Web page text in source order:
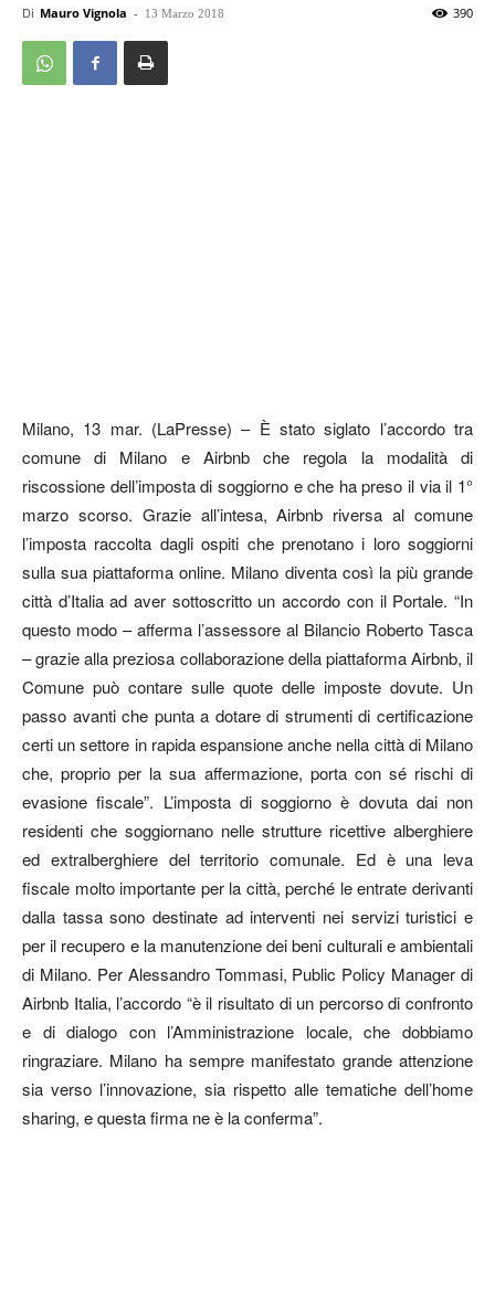
Di Mauro Vignola - 13 Marzo 2018 390
Milano, 13 mar. (LaPresse) – È stato siglato l’accordo tra
comune di Milano e Airbnb che regola la modalità di
riscossione dell’imposta di soggiorno e che ha preso il via il 1°
marzo scorso. Grazie all’intesa, Airbnb riversa al comune
l’imposta raccolta dagli ospiti che prenotano i loro soggiorni
sulla sua piattaforma online. Milano diventa così la più grande
città d’Italia ad aver sottoscritto un accordo con il Portale. “In
questo modo – afferma l’assessore al Bilancio Roberto Tasca
– grazie alla preziosa collaborazione della piattaforma Airbnb, il
Comune può contare sulle quote delle imposte dovute. Un
passo avanti che punta a dotare di strumenti di certificazione
certi un settore in rapida espansione anche nella città di Milano
che, proprio per la sua affermazione, porta con sé rischi di
evasione fiscale”. L’imposta di soggiorno è dovuta dai non
residenti che soggiornano nelle strutture ricettive alberghiere
ed extralberghiere del territorio comunale. Ed è una leva
fiscale molto importante per la città, perché le entrate derivanti
dalla tassa sono destinate ad interventi nei servizi turistici e
per il recupero e la manutenzione dei beni culturali e ambientali
di Milano. Per Alessandro Tommasi, Public Policy Manager di
Airbnb Italia, l’accordo “è il risultato di un percorso di confronto
e di dialogo con l’Amministrazione locale, che dobbiamo
ringraziare. Milano ha sempre manifestato grande attenzione
sia verso l’innovazione, sia rispetto alle tematiche dell’home
sharing, e questa firma ne è la conferma”.